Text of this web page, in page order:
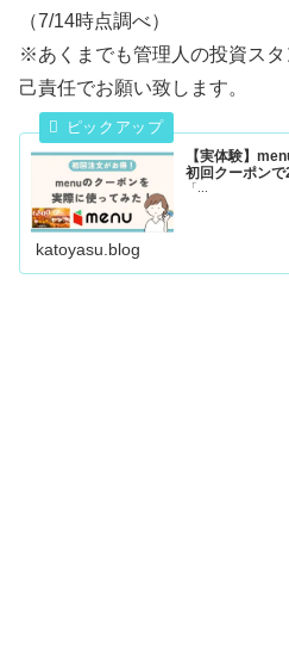
（7/14時点調べ）
※あくまでも管理人の投資ス
己責任でお願い致します。
【実体験】
初回クーポン
「...
katoyasu.blog